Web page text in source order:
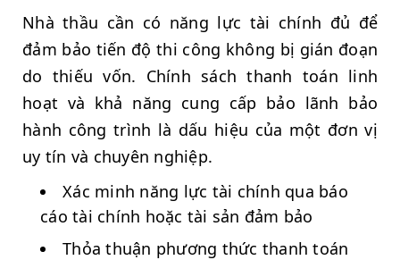
Nhà thầu cần có năng lực tài chính đủ để
đảm bảo tiến độ thi công không bị gián đoạn
do thiếu vốn. Chính sách thanh toán linh
hoạt và khả năng cung cấp bảo lãnh bảo
hành công trình là dấu hiệu của một đơn vị
uy tín và chuyên nghiệp.
Xác minh năng lực tài chính qua báo
cáo tài chính hoặc tài sản đảm bảo
Thỏa thuận phương thức thanh toán